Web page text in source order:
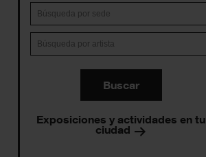
Buscar
Exposiciones y actividades en tu
ciudad